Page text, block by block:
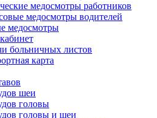
медосмотры работников
медосмотры водителей
медосмотры
больничных листов
карта
шеи
головы
головы и шеи